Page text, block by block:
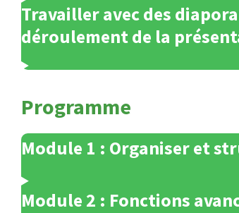
Travailler avec des
déroulement de la
Programme
Module 1 : Organiser et
Module 2 : Fonctions